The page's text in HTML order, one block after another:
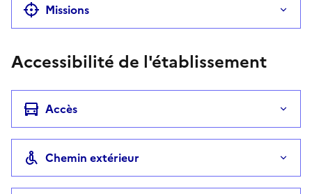
Missions
Accessibilité de l'établissement
Accès
Chemin extérieur